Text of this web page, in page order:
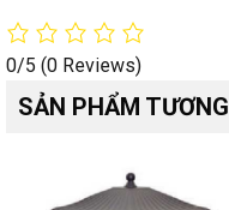
0/5 (0 Reviews)
SẢN PHẨM